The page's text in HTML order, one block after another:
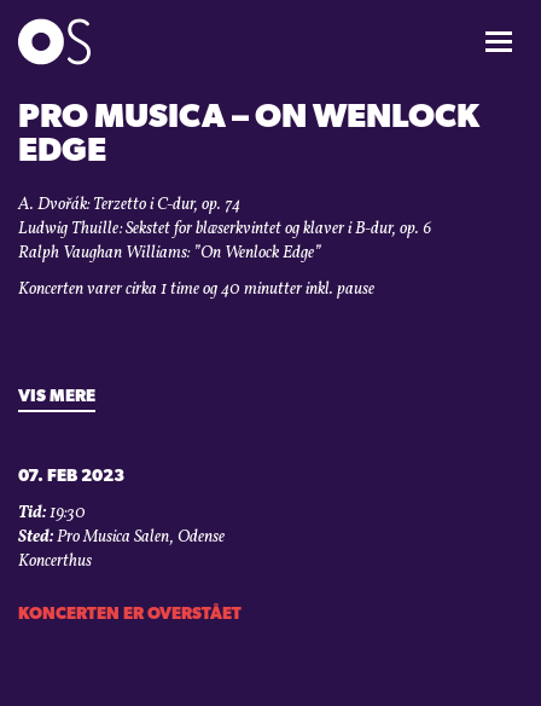
KONCERTER
BØRN & UNGE
CARL NIELSEN INTERNATIONAL COMPETITION
PRO MUSICA – ON WENLOCK
EDGE
A. Dvořák: Terzetto i C-dur, op. 74
Ludwig Thuille: Sekstet for blæserkvintet og klaver i B-dur, op. 6
Ralph Vaughan Williams: ”On Wenlock Edge”
Koncerten varer cirka 1 time og 40 minutter inkl. pause
VIS MERE
07. FEB 2023
Tid:19:30
Sted:Pro Musica Salen, Odense
Koncerthus
KONCERTEN ER OVERSTÅET